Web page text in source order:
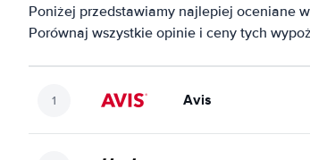
Poniżej przedstawiamy najlepiej oceniane
Porównaj wszystkie opinie i ceny tych
Avis